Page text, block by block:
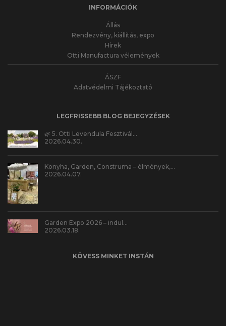
INFORMÁCIÓK
Állás
Rendezvény, kiállítás, expo
Hírek
Otti Manufactura vélemények
ÁSZF
Adatvédelmi Tájékoztató
LEGFRISSEBB BLOG BEJEGYZÉSEK
🌿 5. Otti Levendula Fesztivál…
2026.04.30.
Konyha, Garden, Construma – élmények,…
2026.04.07.
Garden Expo 2026 – indul…
2026.03.18.
KÖVESS MINKET INSTÁN